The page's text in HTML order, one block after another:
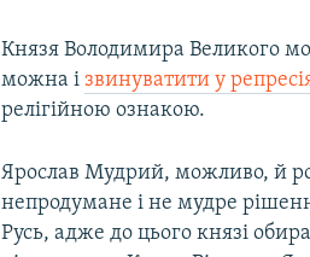
Князя Володимира Великого
можна ізвинуватити у
релігійною ознакою.
Ярослав Мудрий, можливо, й
непродумане і не мудре
Русь, адже до цього князі